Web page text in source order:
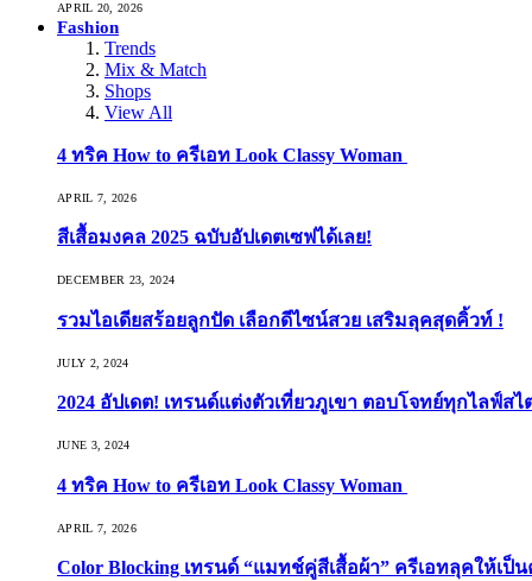
APRIL 20, 2026
Fashion
Trends
Mix & Match
Shops
View All
4 ทริค How to ครีเอท Look Classy Woman
APRIL 7, 2026
สีเสื้อมงคล 2025 ฉบับอัปเดตเซฟได้เลย!
DECEMBER 23, 2024
รวมไอเดียสร้อยลูกปัด เลือกดีไซน์สวย เสริมลุคสุดคิ้วท์ !
JULY 2, 2024
2024 อัปเดต! เทรนด์แต่งตัวเที่ยวภูเขา ตอบโจทย์ทุกไลฟ์สไ
JUNE 3, 2024
4 ทริค How to ครีเอท Look Classy Woman
APRIL 7, 2026
Color Blocking เทรนด์ “แมทช์คู่สีเสื้อผ้า” ครีเอทลุคให้เป็น